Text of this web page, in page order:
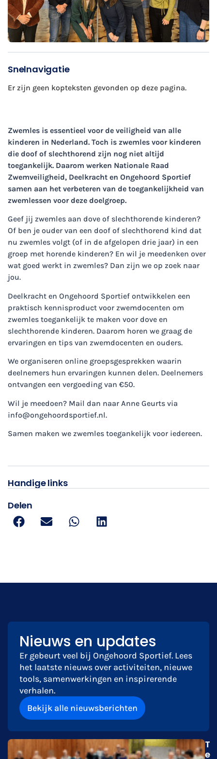
Handige links
Delen
Snelnavigatie
Er zijn geen kopteksten gevonden op deze pagina.
Zwemles is essentieel voor de veiligheid van alle
kinderen in Nederland. Toch is zwemles voor kinderen
die doof of slechthorend zijn nog niet altijd
toegankelijk. Daarom werken Nationale Raad
Zwemveiligheid, Deelkracht en Ongehoord Sportief
samen aan het verbeteren van de toegankelijkheid van
zwemlessen voor deze doelgroep.
Geef jij zwemles aan dove of slechthorende kinderen?
Of ben je ouder van een doof of slechthorend kind dat
nu zwemles volgt (of in de afgelopen drie jaar) in een
groep met horende kinderen? En wil je meedenken over
wat goed werkt in zwemles? Dan zijn we op zoek naar
jou.
Deelkracht en Ongehoord Sportief ontwikkelen een
praktisch kennisproduct voor zwemdocenten om
zwemles toegankelijk te maken voor dove en
slechthorende kinderen. Daarom horen we graag de
ervaringen en tips van zwemdocenten en ouders.
We organiseren online groepsgesprekken waarin
deelnemers hun ervaringen kunnen delen. Deelnemers
ontvangen een vergoeding van €50.
Wil je meedoen? Mail dan naar Anne Geurts via
info@ongehoordsportief.nl.
Samen maken we zwemles toegankelijk voor iedereen.
Nieuws en updates
Er gebeurt veel bij Ongehoord Sportief. Lees
het laatste nieuws over activiteiten, nieuwe
tools, samenwerkingen en inspirerende
verhalen.
Bekijk alle nieuwsberichten
T
e